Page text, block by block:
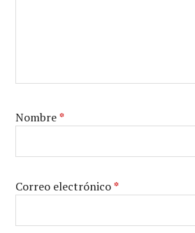
Nombre*
Correo electrónico*